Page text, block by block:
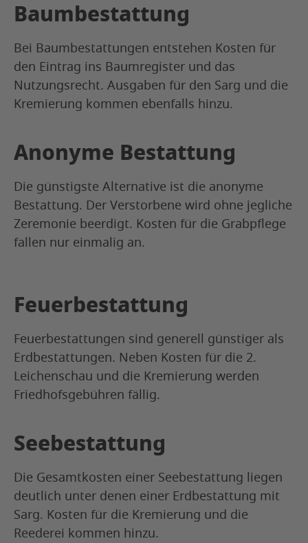
Baumbestattung
Bei Baumbestattungen entstehen Kosten für
den Eintrag ins Baumregister und das
Nutzungsrecht. Ausgaben für den Sarg und die
Kremierung kommen ebenfalls hinzu.
Anonyme Bestattung
Die günstigste Alternative ist die anonyme
Bestattung. Der Verstorbene wird ohne jegliche
Zeremonie beerdigt. Kosten für die Grabpflege
fallen nur einmalig an.
Feuerbestattung
Feuerbestattungen sind generell günstiger als
Erdbestattungen. Neben Kosten für die 2.
Leichenschau und die Kremierung werden
Friedhofsgebühren fällig.
Seebestattung
Die Gesamtkosten einer Seebestattung liegen
deutlich unter denen einer Erdbestattung mit
Sarg. Kosten für die Kremierung und die
Reederei kommen hinzu.